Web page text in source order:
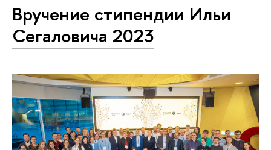
Вручение стипендии Ильи
Сегаловича 2023